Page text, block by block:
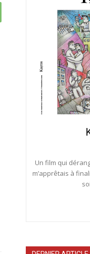
Un film qui
m’apprêtais à